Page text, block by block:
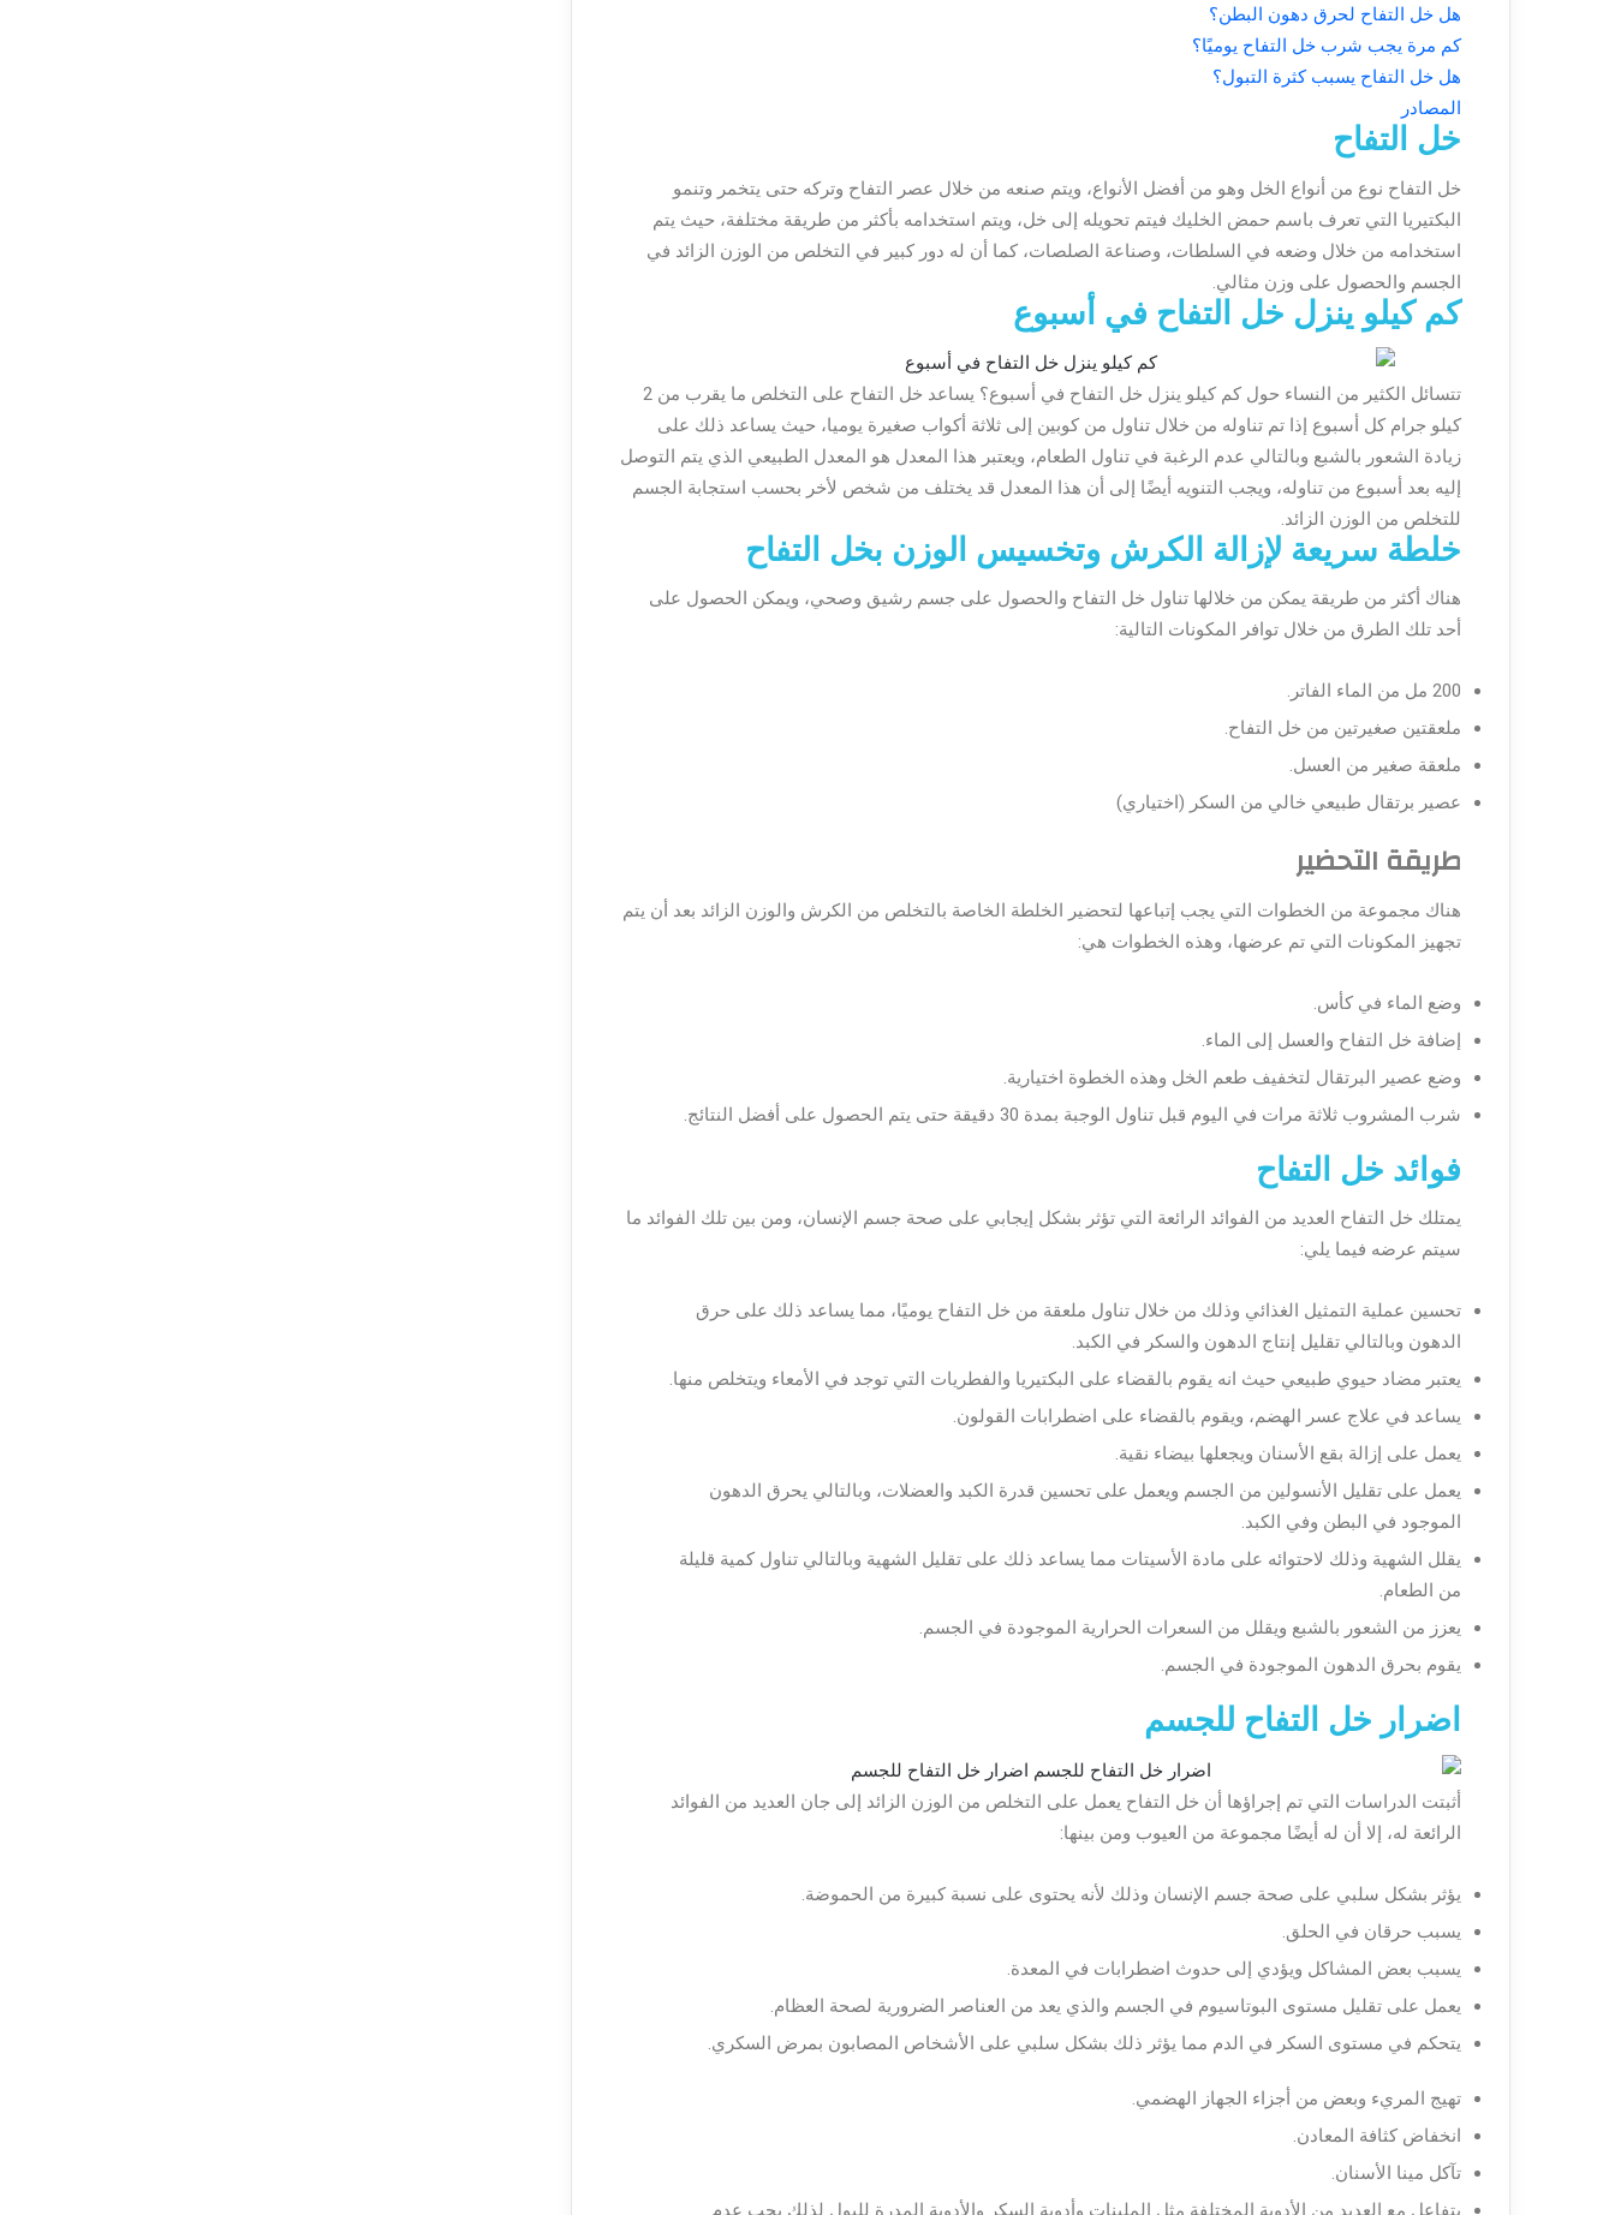
هل خل التفاح لحرق دهون البطن؟
كم مرة يجب شرب خل التفاح يوميًا؟
هل خل التفاح يسبب كثرة التبول؟
المصادر
خل التفاح
خل التفاح نوع من أنواع الخل وهو من أفضل الأنواع، ويتم صنعه من خلال عصر التفاح وتركه حتى يتخمر وتنمو
البكتيريا التي تعرف باسم حمض الخليك فيتم تحويله إلى خل، ويتم استخدامه بأكثر من طريقة مختلفة، حيث يتم
استخدامه من خلال وضعه في السلطات، وصناعة الصلصات، كما أن له دور كبير في التخلص من الوزن الزائد في
الجسم والحصول على وزن مثالي.
كم كيلو ينزل خل التفاح في أسبوع
تتسائل الكثير من النساء حول كم كيلو ينزل خل التفاح في أسبوع؟ يساعد خل التفاح على التخلص ما يقرب من 2
كيلو جرام كل أسبوع إذا تم تناوله من خلال تناول من كوبين إلى ثلاثة أكواب صغيرة يوميا، حيث يساعد ذلك على
زيادة الشعور بالشبع وبالتالي عدم الرغبة في تناول الطعام، ويعتبر هذا المعدل هو المعدل الطبيعي الذي يتم التوصل
إليه بعد أسبوع من تناوله، ويجب التنويه أيضًا إلى أن هذا المعدل قد يختلف من شخص لأخر بحسب استجابة الجسم
للتخلص من الوزن الزائد.
خلطة سريعة لإزالة الكرش وتخسيس الوزن بخل التفاح
هناك أكثر من طريقة يمكن من خلالها تناول خل التفاح والحصول على جسم رشيق وصحي، ويمكن الحصول على
أحد تلك الطرق من خلال توافر المكونات التالية:
200 مل من الماء الفاتر.
ملعقتين صغيرتين من خل التفاح.
ملعقة صغير من العسل.
عصير برتقال طبيعي خالي من السكر (اختياري)
طريقة التحضير
هناك مجموعة من الخطوات التي يجب إتباعها لتحضير الخلطة الخاصة بالتخلص من الكرش والوزن الزائد بعد أن يتم
تجهيز المكونات التي تم عرضها، وهذه الخطوات هي:
وضع الماء في كأس.
إضافة خل التفاح والعسل إلى الماء.
وضع عصير البرتقال لتخفيف طعم الخل وهذه الخطوة اختيارية.
شرب المشروب ثلاثة مرات في اليوم قبل تناول الوجبة بمدة 30 دقيقة حتى يتم الحصول على أفضل النتائج.
فوائد خل التفاح
يمتلك خل التفاح العديد من الفوائد الرائعة التي تؤثر بشكل إيجابي على صحة جسم الإنسان، ومن بين تلك الفوائد ما
سيتم عرضه فيما يلي:
تحسين عملية التمثيل الغذائي وذلك من خلال تناول ملعقة من خل التفاح يوميًا، مما يساعد ذلك على حرق
الدهون وبالتالي تقليل إنتاج الدهون والسكر في الكبد.
يعتبر مضاد حيوي طبيعي حيث انه يقوم بالقضاء على البكتيريا والفطريات التي توجد في الأمعاء ويتخلص منها.
يساعد في علاج عسر الهضم، ويقوم بالقضاء على اضطرابات القولون.
يعمل على إزالة بقع الأسنان ويجعلها بيضاء نقية.
يعمل على تقليل الأنسولين من الجسم ويعمل على تحسين قدرة الكبد والعضلات، وبالتالي يحرق الدهون
الموجود في البطن وفي الكبد.
يقلل الشهية وذلك لاحتوائه على مادة الأسيتات مما يساعد ذلك على تقليل الشهية وبالتالي تناول كمية قليلة
من الطعام.
يعزز من الشعور بالشبع ويقلل من السعرات الحرارية الموجودة في الجسم.
يقوم بحرق الدهون الموجودة في الجسم.
اضرار خل التفاح للجسم
أثبتت الدراسات التي تم إجراؤها أن خل التفاح يعمل على التخلص من الوزن الزائد إلى جان العديد من الفوائد
الرائعة له، إلا أن له أيضًا مجموعة من العيوب ومن بينها:
يؤثر بشكل سلبي على صحة جسم الإنسان وذلك لأنه يحتوى على نسبة كبيرة من الحموضة.
يسبب حرقان في الحلق.
يسبب بعض المشاكل ويؤدي إلى حدوث اضطرابات في المعدة.
يعمل على تقليل مستوى البوتاسيوم في الجسم والذي يعد من العناصر الضرورية لصحة العظام.
يتحكم في مستوى السكر في الدم مما يؤثر ذلك بشكل سلبي على الأشخاص المصابون بمرض السكري.
تهيج المريء وبعض من أجزاء الجهاز الهضمي.
انخفاض كثافة المعادن.
تآكل مينا الأسنان.
يتفاعل مع العديد من الأدوية المختلفة مثل الملينات وأدوية السكر والأدوية المدرة للبول لذلك يجب عدم